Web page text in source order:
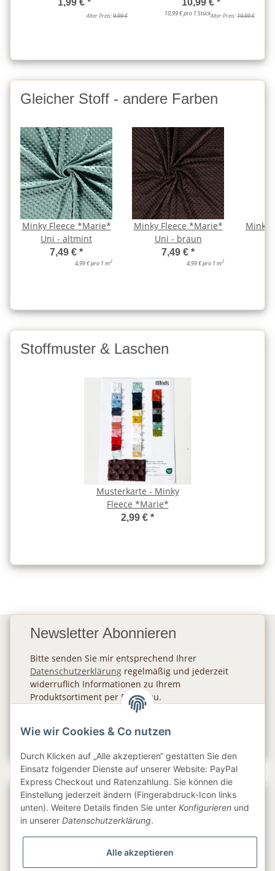
1,99 € *
Alter Preis:9,99 €
10,99 € *
10,99 € pro 1 StückAlter Preis:19,99 €
Gleicher Stoff - andere Farben
Minky Fleece *Marie*
Uni - altmint
7,49 € *
4,99 € pro 1 m2
Minky Fleece *Marie*
Uni - braun
7,49 € *
4,99 € pro 1 m2
Minky
Stoffmuster & Laschen
Musterkarte - Minky
Fleece *Marie*
2,99 € *
Newsletter Abonnieren
Bitte senden Sie mir entsprechend Ihrer
Datenschutzerklärung regelmäßig und jederzeit
widerruflich Informationen zu Ihrem
Produktsortiment per E-Mail zu.
Gesetzliche Informationen
Wie wir Cookies & Co nutzen
Durch Klicken auf „Alle akzeptieren“ gestatten Sie den
Einsatz folgender Dienste auf unserer Website: PayPal
Express Checkout und Ratenzahlung. Sie können die
Einstellung jederzeit ändern (Fingerabdruck-Icon links
unten). Weitere Details finden Sie unter Konfigurieren und
in unserer Datenschutzerklärung.
Alle akzeptieren